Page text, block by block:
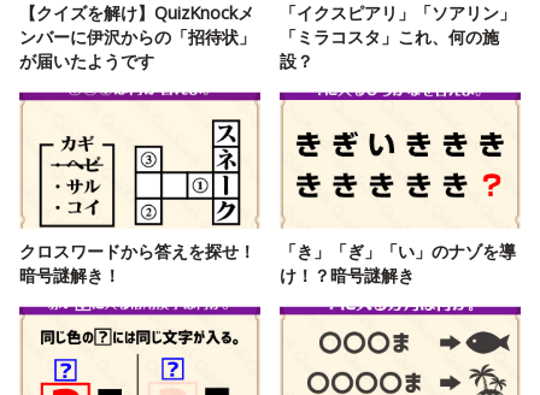
【クイズを解け】QuizKnockメ
ンバーに伊沢からの「招待状」
が届いたようです
「イクスピアリ」「ソアリン」
「ミラコスタ」これ、何の施
設？
クロスワードから答えを探せ！
暗号謎解き！
「き」「ぎ」「い」のナゾを導
け！？暗号謎解き